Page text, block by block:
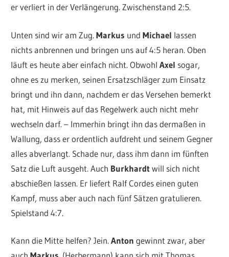
er verliert in der Verlängerung. Zwischenstand 2:5.
Unten sind wir am Zug.Markus undMichael lassen
nichts anbrennen und bringen uns auf 4:5 heran. Oben
läuft es heute aber einfach nicht. ObwohlAxel sogar,
ohne es zu merken, seinen Ersatzschläger zum Einsatz
bringt und ihn dann, nachdem er das Versehen bemerkt
hat, mit Hinweis auf das Regelwerk auch nicht mehr
wechseln darf. – Immerhin bringt ihn das dermaßen in
Wallung, dass er ordentlich aufdreht und seinem Gegner
alles abverlangt. Schade nur, dass ihm dann im fünften
Satz die Luft ausgeht. Auch Burkhardtwill sich nicht
abschießen lassen. Er liefert Ralf Cordes einen guten
Kampf, muss aber auch nach fünf Sätzen gratulieren.
Spielstand 4:7.
Kann die Mitte helfen? Jein.Anton gewinnt zwar, aber